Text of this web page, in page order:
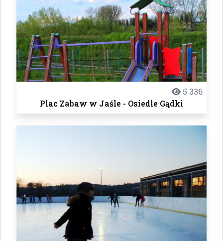
5 336
Plac Zabaw w Jaśle - Osiedle Gądki